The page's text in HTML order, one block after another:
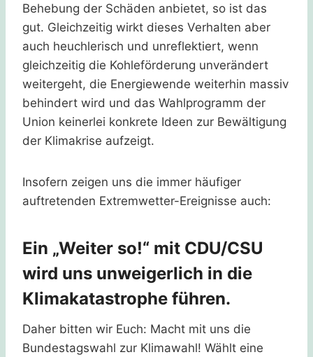
Behebung der Schäden anbietet, so ist das
gut. Gleichzeitig wirkt dieses Verhalten aber
auch heuchlerisch und unreflektiert, wenn
gleichzeitig die Kohleförderung unverändert
weitergeht, die Energiewende weiterhin massiv
behindert wird und das Wahlprogramm der
Union keinerlei konkrete Ideen zur Bewältigung
der Klimakrise aufzeigt.
Insofern zeigen uns die immer häufiger
auftretenden Extremwetter-Ereignisse auch:
Ein „Weiter so!“ mit CDU/CSU
wird uns unweigerlich in die
Klimakatastrophe führen.
Daher bitten wir Euch: Macht mit uns die
Bundestagswahl zur Klimawahl! Wählt eine